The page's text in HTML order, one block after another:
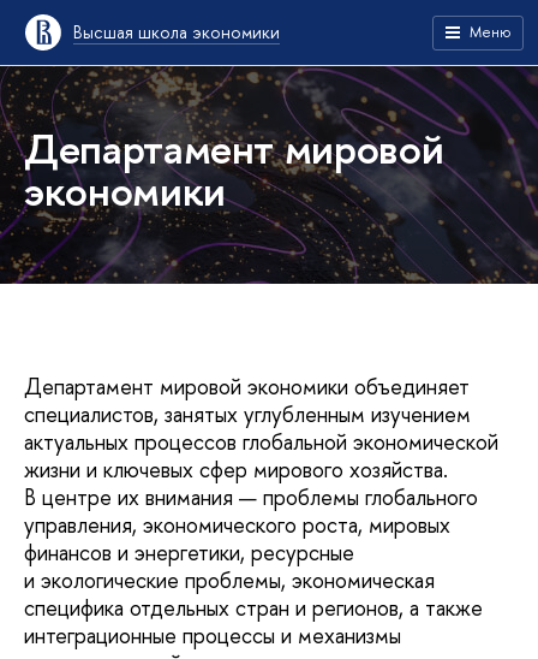
Высшая школа экономики Меню
Департамент мировой
экономики
Департамент мировой экономики объединяет
специалистов, занятых углубленным изучением
актуальных процессов глобальной экономической
жизни и ключевых сфер мирового хозяйства.
В центре их внимания — проблемы глобального
управления, экономического роста, мировых
финансов и энергетики, ресурсные
и экологические проблемы, экономическая
специфика отдельных стран и регионов, а также
интеграционные процессы и механизмы